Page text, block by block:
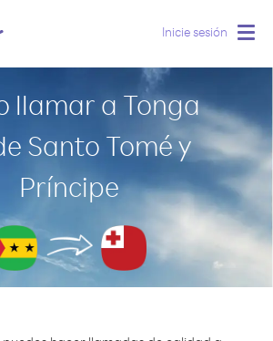
Inicie sesión
llamar a Tonga
Santo Tomé y
Príncipe